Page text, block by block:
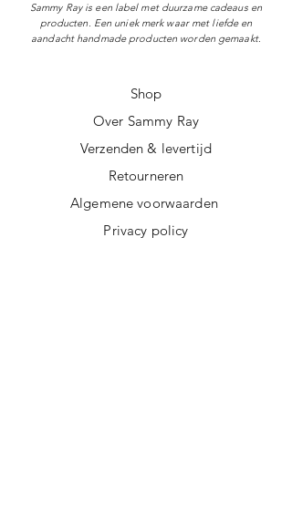
Sammy Ray is een label met duurzame cadeaus en
producten. Een uniek merk waar met liefde en
aandacht handmade producten worden gemaakt.
Shop
Over Sammy Ray
Verzenden & levertijd
Retourneren
Algemene voorwaarden
Privacy policy